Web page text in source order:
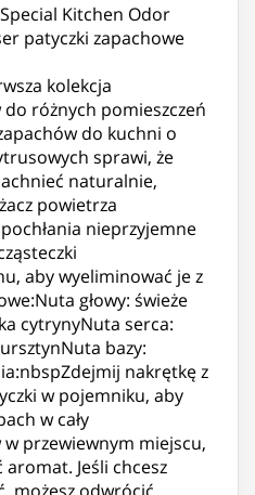
Kitchen Odor
patyczki zapachowe
kolekcja
różnych pomieszczeń
do kuchni o
sprawi, że
naturalnie,
powietrza
nieprzyjemne
aby wyeliminować je z
głowy: świeże
cytrynyNuta serca:
bazy:
nakrętkę z
w pojemniku, aby
w cały
przewiewnym miejscu,
Jeśli chcesz